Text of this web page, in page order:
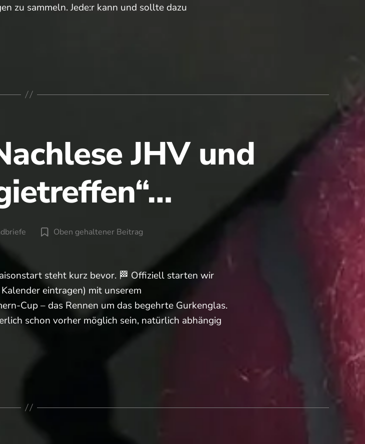
zu sammeln. Jede:r kann und sollte dazu
JHV und
Oben gehaltener Beitrag
steht kurz bevor. 🏁 Offiziell starten wir
eintragen) mit unserem
Cup – das Rennen um das begehrte Gurkenglas.
schon vorher möglich sein, natürlich abhängig